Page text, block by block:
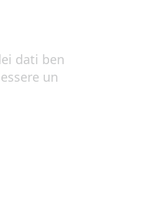
dati ben
essere un